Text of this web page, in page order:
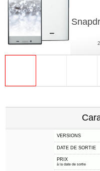
VERSIONS
DATE DE SORTIE
PRIX
à la date de sortie